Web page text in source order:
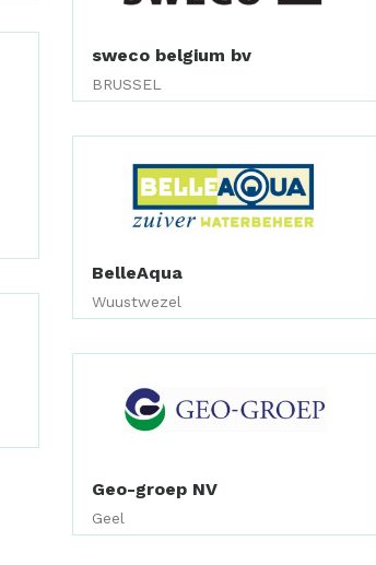
sweco belgium bv
BRUSSEL
BelleAqua
Wuustwezel
Geo-groep NV
Geel